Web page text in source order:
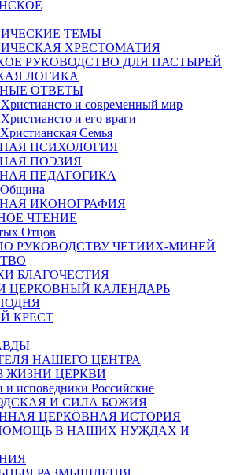
ТЕМЫ
ХРЕСТОМАТИЯ
РУКОВОДСТВО ДЛЯ ПАСТЫРЕЙ
ЛОГИКА
ОТВЕТЫ
и современный мир
и его враги
Семья
ПСИХОЛОГИЯ
ПОЭЗИЯ
ПЕДАГОГИКА
Община
ИКОНОГРАФИЯ
ЧТЕНИЕ
Отцов
РУКОВОДСТВУ ЧЕТИИХ-МИНЕЙ
БЛАГОЧЕСТИЯ
ЦЕРКОВНЫЙ КАЛЕНДАРЬ
КРЕСТ
НАШЕГО ЦЕНТРА
ЖИЗНИ ЦЕРКВИ
исповедники Российские
И СИЛА БОЖИЯ
ЦЕРКОВНАЯ ИСТОРИЯ
В НАШИХ НУЖДАХ И